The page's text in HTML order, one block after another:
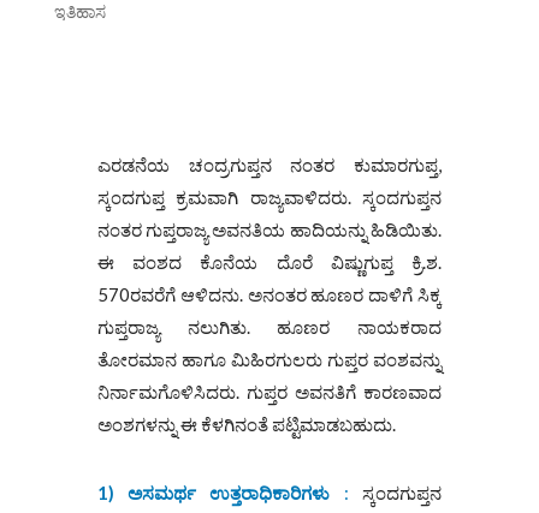
ಇತಿಹಾಸ
ಎರಡನೆಯ ಚಂದ್ರಗುಪ್ತನ ನಂತರ ಕುಮಾರಗುಪ್ತ,
ಸ್ಕಂದಗುಪ್ತ ಕ್ರಮವಾಗಿ ರಾಜ್ಯವಾಳಿದರು. ಸ್ಕಂದಗುಪ್ತನ
ನಂತರ ಗುಪ್ತರಾಜ್ಯ ಅವನತಿಯ ಹಾದಿಯನ್ನು ಹಿಡಿಯಿತು.
ಈ ವಂಶದ ಕೊನೆಯ ದೊರೆ ವಿಷ್ಣುಗುಪ್ತ ಕ್ರಿ.ಶ.
570ರವರೆಗೆ ಆಳಿದನು. ಅನಂತರ ಹೂಣರ ದಾಳಿಗೆ ಸಿಕ್ಕ
ಗುಪ್ತರಾಜ್ಯ ನಲುಗಿತು. ಹೂಣರ ನಾಯಕರಾದ
ತೋರಮಾನ ಹಾಗೂ ಮಿಹಿರಗುಲರು ಗುಪ್ತರ ವಂಶವನ್ನು
ನಿರ್ನಾಮಗೊಳಿಸಿದರು. ಗುಪ್ತರ ಅವನತಿಗೆ ಕಾರಣವಾದ
ಅಂಶಗಳನ್ನು ಈ ಕೆಳಗಿನಂತೆ ಪಟ್ಟಿಮಾಡಬಹುದು.
1) ಅಸಮರ್ಥ ಉತ್ತರಾಧಿಕಾರಿಗಳು : ಸ್ಕಂದಗುಪ್ತನ